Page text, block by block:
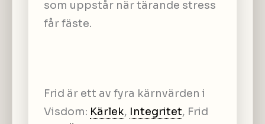
som uppstår när tärande stress
får fäste.
Frid är ett av fyra kärnvärden i
Visdom: Kärlek, Integritet, Frid